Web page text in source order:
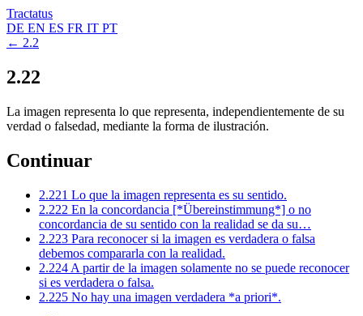
Tractatus
DE EN ES FR IT PT
← 2.2
2.22
La imagen representa lo que representa, independientemente de su
verdad o falsedad, mediante la forma de ilustración.
Continuar
2.221 Lo que la imagen representa es su sentido.
2.222 En la concordancia [*Übereinstimmung*] o no
concordancia de su sentido con la realidad se da su…
2.223 Para reconocer si la imagen es verdadera o falsa
debemos compararla con la realidad.
2.224 A partir de la imagen solamente no se puede reconocer
si es verdadera o falsa.
2.225 No hay una imagen verdadera *a priori*.